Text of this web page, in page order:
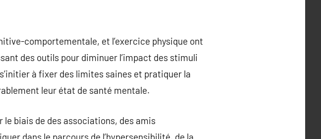
comportementale, et l’exercice physique ont
des outils pour diminuer l’impact des stimuli
à fixer des limites saines et pratiquer la
leur état de santé mentale.
le biais de des associations, des amis